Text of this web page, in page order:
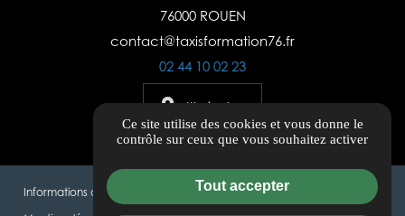
76000 ROUEN
contact@taxisformation76.fr
02 44 10 02 23
Itinéraire
Informations complémentaires
Ce site utilise des cookies et vous donne le
contrôle sur ceux que vous souhaitez activer
Tout accepter